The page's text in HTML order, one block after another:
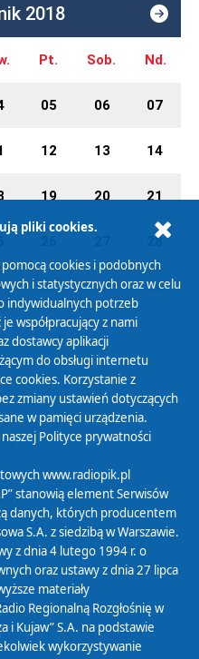
2018
Pt. Sob. Nd.
05 06 07
12 13 14
19 20 21
28
02 03 04
pliki cookies.
cookies i podobnych
i statystycznych oraz w celu
indywidualnych potrzeb
współpracujący z nami
dostawcy aplikacji
do obsługi internetu
cookies. Korzystanie z
zmiany ustawień dotyczących
w pamięci urządzenia.
Polityce prywatności
www.radiopik.pl
stanowią element Serwisów
danych, których producentem
S.A. z siedzibą w Warszawie.
z dnia 4 lutego 1994 r. o
oraz ustawy z dnia 27 lipca
materiały
Regionalną Rozgłośnię w
i Kujaw” S.A. na podstawie
wykorzystywanie